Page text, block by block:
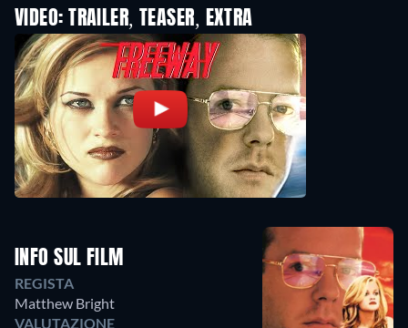
VIDEO: TRAILER, TEASER, EXTRA
INFO SUL FILM
REGISTA
Matthew Bright
VALUTAZIONE